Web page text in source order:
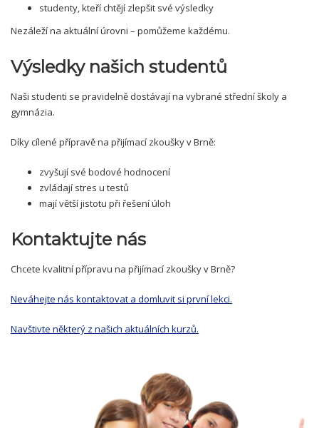
studenty, kteří chtějí zlepšit své výsledky
Nezáleží na aktuální úrovni – pomůžeme každému.
Výsledky našich studentů
Naši studenti se pravidelně dostávají na vybrané střední školy a
gymnázia.
Díky cílené přípravě na přijímací zkoušky v Brně:
zvyšují své bodové hodnocení
zvládají stres u testů
mají větší jistotu při řešení úloh
Kontaktujte nás
Chcete kvalitní přípravu na přijímací zkoušky v Brně?
Neváhejte nás kontaktovat a domluvit si první lekci.
Navštivte některý z našich aktuálních kurzů.